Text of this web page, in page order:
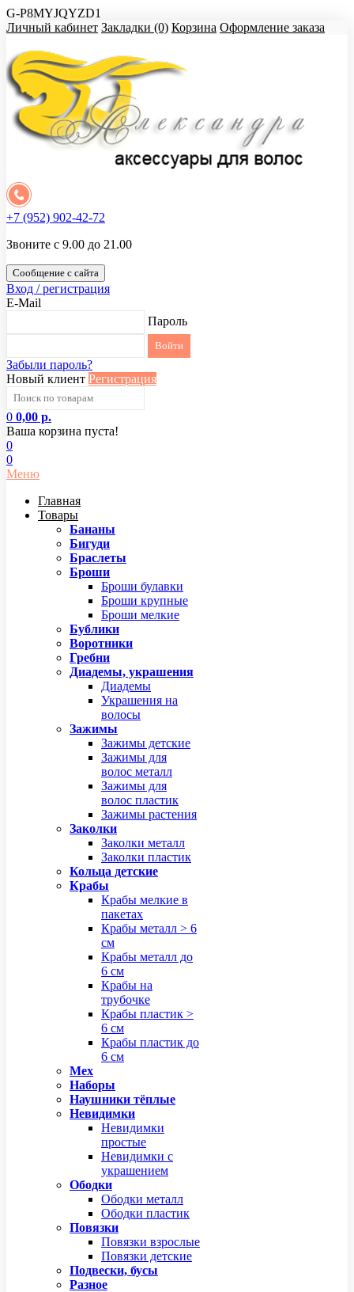
G-P8MYJQYZD1
Личный кабинет Закладки (0) Корзина Оформление заказа
+7 (952) 902-42-72
Звоните с 9.00 до 21.00
Сообщение с сайта
Вход / регистрация
E-Mail
Пароль
Забыли пароль?
Новый клиент Регистрация
0 0,00 р.
Ваша корзина пуста!
0
0
Меню
Главная
Товары
Бананы
Бигуди
Браслеты
Броши
Броши булавки
Броши крупные
Броши мелкие
Бублики
Воротники
Гребни
Диадемы, украшения
Диадемы
Украшения на
волосы
Зажимы
Зажимы детские
Зажимы для
волос металл
Зажимы для
волос пластик
Зажимы растения
Заколки
Заколки металл
Заколки пластик
Кольца детские
Крабы
Крабы мелкие в
пакетах
Крабы металл > 6
см
Крабы металл до
6 см
Крабы на
трубочке
Крабы пластик >
6 см
Крабы пластик до
6 см
Мех
Наборы
Наушники тёплые
Невидимки
Невидимки
простые
Невидимки с
украшением
Ободки
Ободки металл
Ободки пластик
Повязки
Повязки взрослые
Повязки детские
Подвески, бусы
Разное